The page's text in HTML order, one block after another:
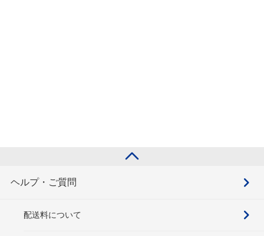
ヘルプ・ご質問
配送料について